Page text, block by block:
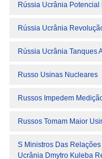
Rússia Ucrânia Potencial
Rússia Ucrânia
Rússia Ucrânia Tanques
Russo Usinas Nucleares
Russos Impedem
Russos Tomam Maior
S Ministros Das
Ucrânia Dmytro Kuleba